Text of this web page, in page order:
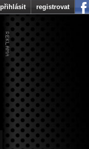
přihlásit registrovat